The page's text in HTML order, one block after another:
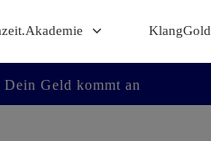
KlangGold
Dein Geld kommt an